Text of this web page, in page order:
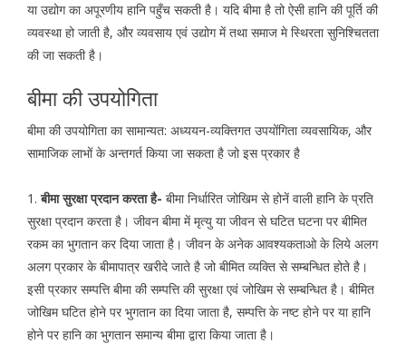
या उद्योग का अपूरणीय हानि पहुँच सकती है। यदि बीमा है तो ऐसी हानि की पूर्ति की
व्यवस्था हो जाती है, और व्यवसाय एवं उद्योग में तथा समाज मे स्थिरता सुनिश्चितता
की जा सकती है।
बीमा की उपयोगिता
बीमा की उपयोगिता का सामान्यत: अध्ययन-व्यक्तिगत उपयोंगिता व्यवसायिक, और
सामाजिक लाभों के अन्तगर्त किया जा सकता है जो इस प्रकार है
1.बीमा सुरक्षा प्रदान करता है- बीमा निर्धारित जोखिम से होनें वाली हानि के प्रति
सुरक्षा प्रदान करता है। जीवन बीमा में मृत्यु या जीवन से घटित घटना पर बीमित
रकम का भुगतान कर दिया जाता है। जीवन के अनेक आवश्यकताओ के लिये अलग
अलग प्रकार के बीमापात्र खरीदे जाते है जो बीमित व्यक्ति से सम्बन्धित होते है।
इसी प्रकार सम्पत्ति बीमा की सम्पत्ति की सुरक्षा एवं जोखिम से सम्बन्धित है। बीमित
जोखिम घटित होने पर भुगतान का दिया जाता है, सम्पत्ति के नष्ट होने पर या हानि
होने पर हानि का भुगतान समान्य बीमा द्वारा किया जाता है।